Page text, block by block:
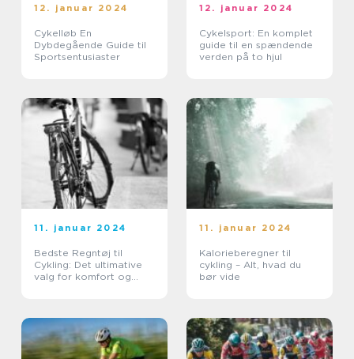
12. januar 2024
Cykelløb En
Dybdegående Guide til
Sportsentusiaster
12. januar 2024
Cykelsport: En komplet
guide til en spændende
verden på to hjul
11. januar 2024
Bedste Regntøj til
Cykling: Det ultimative
valg for komfort og
11. januar 2024
Kalorieberegner til
cykling – Alt, hvad du
bør vide